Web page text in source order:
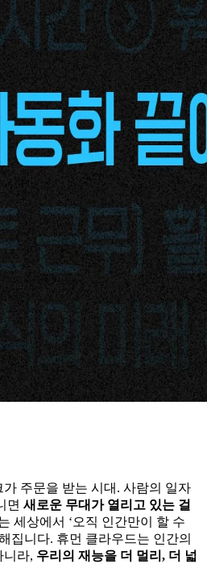
주문을 받는 시대. 사람의 일자
면 새로운 무대가 열리고 있는 걸
세상에서 ‘오직 인간만이 할 수
집니다. 휴먼 클라우드는 인간의
니라, 우리의 재능을 더 멀리, 더 넓